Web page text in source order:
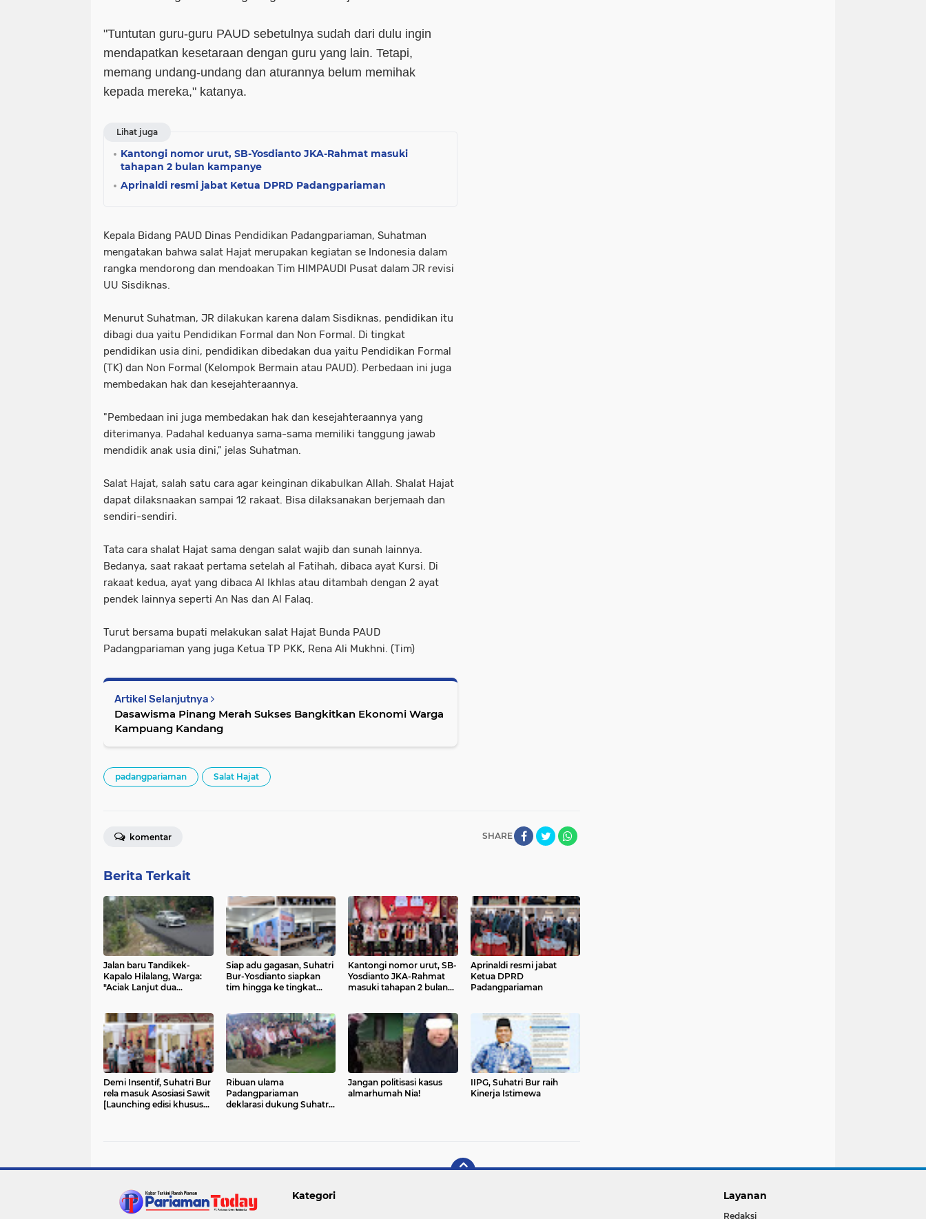
"Tuntutan guru-guru PAUD sebetulnya sudah dari dulu ingin
mendapatkan kesetaraan dengan guru yang lain. Tetapi,
memang undang-undang dan aturannya belum memihak
kepada mereka," katanya.
Lihat juga
Kantongi nomor urut, SB-Yosdianto JKA-Rahmat masuki
tahapan 2 bulan kampanye
Aprinaldi resmi jabat Ketua DPRD Padangpariaman
Kepala Bidang PAUD Dinas Pendidikan Padangpariaman, Suhatman
mengatakan bahwa salat Hajat merupakan kegiatan se Indonesia dalam
rangka mendorong dan mendoakan Tim HIMPAUDI Pusat dalam JR revisi
UU Sisdiknas.
Menurut Suhatman, JR dilakukan karena dalam Sisdiknas, pendidikan itu
dibagi dua yaitu Pendidikan Formal dan Non Formal. Di tingkat
pendidikan usia dini, pendidikan dibedakan dua yaitu Pendidikan Formal
(TK) dan Non Formal (Kelompok Bermain atau PAUD). Perbedaan ini juga
membedakan hak dan kesejahteraannya.
"Pembedaan ini juga membedakan hak dan kesejahteraannya yang
diterimanya. Padahal keduanya sama-sama memiliki tanggung jawab
mendidik anak usia dini," jelas Suhatman.
Salat Hajat, salah satu cara agar keinginan dikabulkan Allah. Shalat Hajat
dapat dilaksnaakan sampai 12 rakaat. Bisa dilaksanakan berjemaah dan
sendiri-sendiri.
Tata cara shalat Hajat sama dengan salat wajib dan sunah lainnya.
Bedanya, saat rakaat pertama setelah al Fatihah, dibaca ayat Kursi. Di
rakaat kedua, ayat yang dibaca Al Ikhlas atau ditambah dengan 2 ayat
pendek lainnya seperti An Nas dan Al Falaq.
Turut bersama bupati melakukan salat Hajat Bunda PAUD
Padangpariaman yang juga Ketua TP PKK, Rena Ali Mukhni. (Tim)
Artikel Selanjutnya
Dasawisma Pinang Merah Sukses Bangkitkan Ekonomi Warga
Kampuang Kandang
padangpariaman Salat Hajat
SHARE
komentar
Berita Terkait
Jalan baru Tandikek-
Kapalo Hilalang, Warga:
"Aciak Lanjut dua
Siap adu gagasan, Suhatri
Bur-Yosdianto siapkan
tim hingga ke tingkat
Kantongi nomor urut, SB-
Yosdianto JKA-Rahmat
masuki tahapan 2 bulan
Aprinaldi resmi jabat
Ketua DPRD
Padangpariaman
Demi Insentif, Suhatri Bur
rela masuk Asosiasi Sawit
[Launching edisi khusus
Ribuan ulama
Padangpariaman
deklarasi dukung Suhatri
Jangan politisasi kasus
almarhumah Nia!
IIPG, Suhatri Bur raih
Kinerja Istimewa
Kategori Layanan
Redaksi